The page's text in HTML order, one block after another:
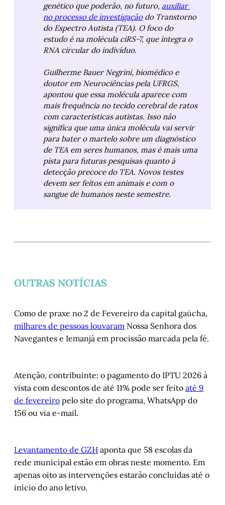
genético que poderão, no futuro, auxiliar
no processo de investigação do Transtorno
do Espectro Autista (TEA). O foco do
estudo é na molécula ciRS-7, que integra o
RNA circular do indivíduo.
Guilherme Bauer Negrini, biomédico e
doutor em Neurociências pela UFRGS,
apontou que essa molécula aparece com
mais frequência no tecido cerebral de ratos
com características autistas. Isso não
significa que uma única molécula vai servir
para bater o martelo sobre um diagnóstico
de TEA em seres humanos, mas é mais uma
pista para futuras pesquisas quanto à
detecção precoce do TEA. Novos testes
devem ser feitos em animais e com o
sangue de humanos neste semestre.
OUTRAS NOTÍCIAS
Como de praxe no 2 de Fevereiro da capital gaúcha,
milhares de pessoas louvaram Nossa Senhora dos
Navegantes e Iemanjá em procissão marcada pela fé.
Atenção, contribuinte: o pagamento do IPTU 2026 à
vista com descontos de até 11% pode ser feito até 9
de fevereiro pelo site do programa, WhatsApp do
156 ou via e-mail.
Levantamento de GZH aponta que 58 escolas da
rede municipal estão em obras neste momento. Em
apenas oito as intervenções estarão concluídas até o
início do ano letivo.